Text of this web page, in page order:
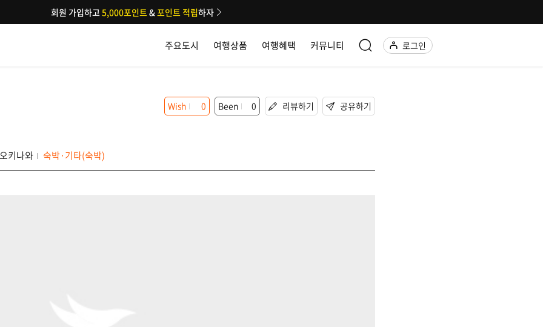
주요도시 여행상품 여행혜택 커뮤니티 로그인
회원 가입하고5,000포인트&포인트 적립하자
키나와 숙박·기타(숙박)
Wish 0 Been 0 리뷰하기 공유하기